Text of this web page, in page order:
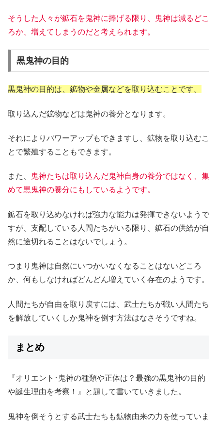
そうした人々が鉱石を鬼神に捧げる限り、鬼神は減るどこ
ろか、増えてしまうのだと考えられます。
黒鬼神の目的
黒鬼神の目的は、鉱物や金属などを取り込むことです。
取り込んだ鉱物などは鬼神の養分となります。
それによりパワーアップもできますし、鉱物を取り込むこ
とで繁殖することもできます。
また、
鬼神たちは取り込んだ鬼神自身の養分ではなく、集
めて黒鬼神の養分にもしているようです。
鉱石を取り込めなければ強力な能力は発揮できないようで
すが、支配している人間たちがいる限り、鉱石の供給が自
然に途切れることはないでしょう。
つまり鬼神は自然にいつかいなくなることはないどころ
か、何もしなければどんどん増えていく存在のようです。
人間たちが自由を取り戻すには、武士たちが戦い人間たち
を解放していくしか鬼神を倒す方法はなさそうですね。
まとめ
『オリエント･鬼神の種類や正体は？最強の黒鬼神の目的
や誕生理由を考察！』と題して書いていきました。
鬼神を倒そうとする武士たちも鉱物由来の力を使っていま